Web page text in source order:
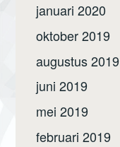
januari 2020
oktober 2019
augustus 2019
juni 2019
mei 2019
februari 2019